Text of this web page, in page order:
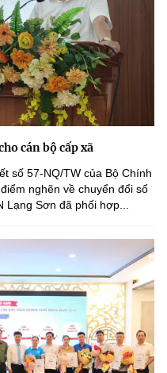
cán bộ cấp xã
số 57-NQ/TW của Bộ Chính
nghẽn về chuyển đổi số
Sơn đã phối hợp...